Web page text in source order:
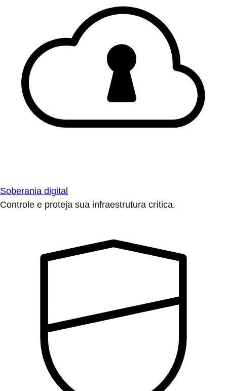
Soberania digital
Controle e proteja sua infraestrutura crítica.